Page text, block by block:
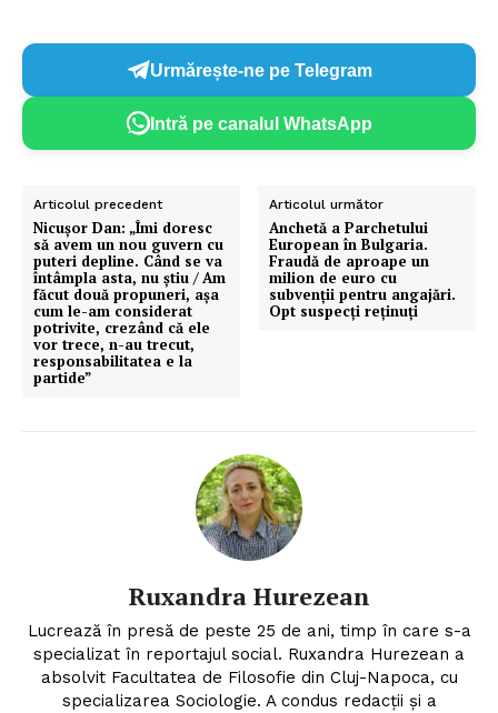
Urmărește-ne pe Telegram
Intră pe canalul WhatsApp
Articolul precedent
Nicușor Dan: „Îmi doresc
să avem un nou guvern cu
puteri depline. Când se va
întâmpla asta, nu știu / Am
făcut două propuneri, așa
cum le-am considerat
potrivite, crezând că ele
vor trece, n-au trecut,
responsabilitatea e la
partide”
Articolul următor
Anchetă a Parchetului
European în Bulgaria.
Fraudă de aproape un
milion de euro cu
subvenții pentru angajări.
Opt suspecți reținuți
Ruxandra Hurezean
Lucrează în presă de peste 25 de ani, timp în care s-a
specializat în reportajul social. Ruxandra Hurezean a
absolvit Facultatea de Filosofie din Cluj-Napoca, cu
specializarea Sociologie. A condus redacții și a